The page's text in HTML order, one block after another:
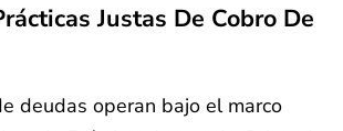
Justas De Cobro De
deudas operan bajo el marco